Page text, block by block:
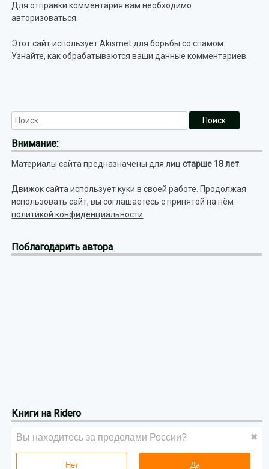
Для отправки комментария вам необходимо
авторизоваться
Этот сайт использует Akismet для борьбы со спамом.
Узнайте, как обрабатываются ваши данные комментариев
Внимание:
Материалы сайта предназначены для лицстарше 18 лет
Движок сайта использует куки в своей работе. Продолжая
использовать сайт, вы соглашаетесь с принятой на нём
политикой конфиденциальности
Поблагодарить автора
Книги на Ridero